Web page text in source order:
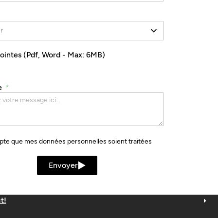
(Pdf, Word - Max: 6MB)
que mes données personnelles soient traitées
Envoyer